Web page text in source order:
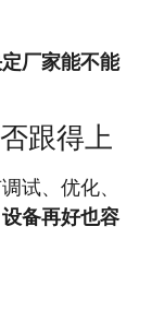
厂家能不能
跟得上
试、优化、
备再好也容